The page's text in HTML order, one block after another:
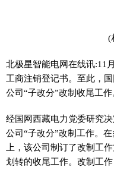
(
北极星智能电网在线讯:11
工商注销登记书。至此，
公司“子改分”改制收尾工作
经国网西藏电力党委研究
公司“子改分”改制工作。
上，该公司制订了改制工
划转的收尾工作。改制工